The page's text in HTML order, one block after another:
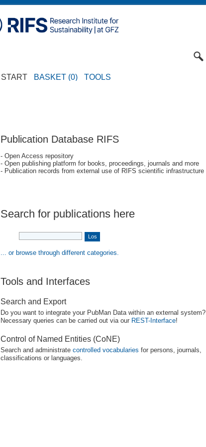
START BASKET (0) TOOLS
Publication Database RIFS
- Open Access repository
- Open publishing platform for books, proceedings, journals and more
- Publication records from external use of RIFS scientific infrastructure
Search for publications here
... or browse through different categories.
Tools and Interfaces
Search and Export
Do you want to integrate your PubMan Data within an external system?
Necessary queries can be carried out via our REST-Interface!
Control of Named Entities (CoNE)
Search and administrate controlled vocabularies for persons, journals,
classifications or languages.